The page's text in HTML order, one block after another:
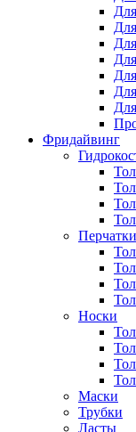
Фридайвинг
Носки
Маски
Трубки
Ласты